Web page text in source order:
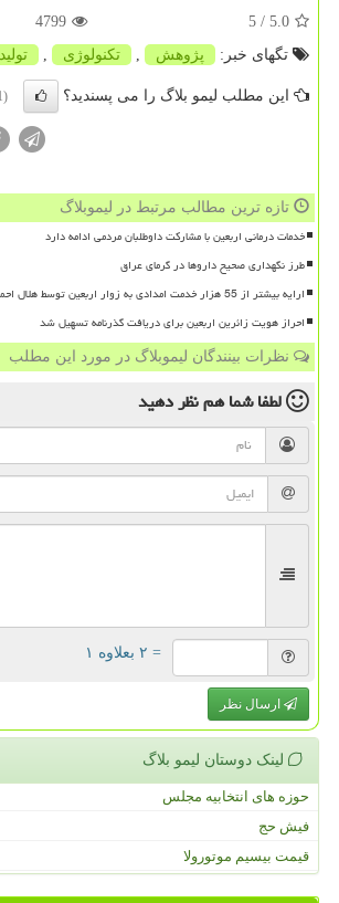
5.0
/ 5
4799
تگهای خبر:
پژوهش تكنولوژی تولید
این مطلب لیمو بلاگ را می پسندید؟ (1)
تازه ترین مطالب مرتبط در لیموبلاگ
خدمات درمانی اربعین با مشارکت داوطلبان مردمی ادامه دارد
طرز نگهداری صحیح داروها در گرمای عراق
ارایه بیشتر از 55 هزار خدمت امدادی به زوار اربعین توسط هلال احمر
احراز هویت زائرین اربعین برای دریافت گذرنامه تسهیل شد
نظرات بینندگان لیموبلاگ در مورد این مطلب
لطفا شما همنظر دهید
= ۲ بعلاوه ۱
ارسال نظر
لینک دوستان لیمو بلاگ
حوزه های انتخابیه مجلس
فیش حج
قیمت بیسیم موتورولا